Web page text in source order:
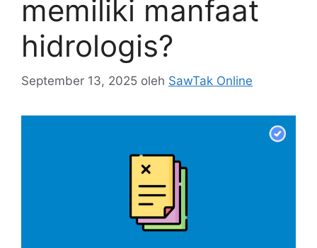
memiliki manfaat
hidrologis?
September 13, 2025 oleh SawTak Online